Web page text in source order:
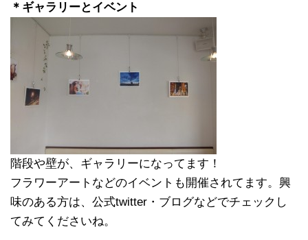
＊ギャラリーとイベント
階段や壁が、ギャラリーになってます！
フラワーアートなどのイベントも開催されてます。興
味のある方は、公式twitter・ブログなどでチェックし
てみてくださいね。